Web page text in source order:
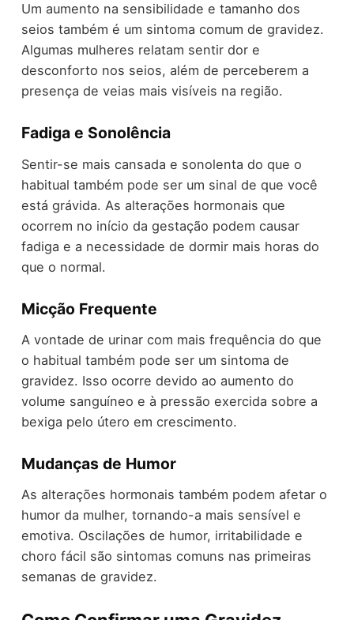
Um aumento na sensibilidade e tamanho dos
seios também é um sintoma comum de gravidez.
Algumas mulheres relatam sentir dor e
desconforto nos seios, além de perceberem a
presença de veias mais visíveis na região.
Fadiga e Sonolência
Sentir-se mais cansada e sonolenta do que o
habitual também pode ser um sinal de que você
está grávida. As alterações hormonais que
ocorrem no início da gestação podem causar
fadiga e a necessidade de dormir mais horas do
que o normal.
Micção Frequente
A vontade de urinar com mais frequência do que
o habitual também pode ser um sintoma de
gravidez. Isso ocorre devido ao aumento do
volume sanguíneo e à pressão exercida sobre a
bexiga pelo útero em crescimento.
Mudanças de Humor
As alterações hormonais também podem afetar o
humor da mulher, tornando-a mais sensível e
emotiva. Oscilações de humor, irritabilidade e
choro fácil são sintomas comuns nas primeiras
semanas de gravidez.